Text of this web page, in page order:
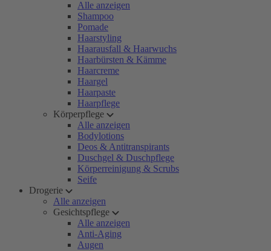
Alle anzeigen
Shampoo
Pomade
Haarstyling
Haarausfall & Haarwuchs
Haarbürsten & Kämme
Haarcreme
Haargel
Haarpaste
Haarpflege
Körperpflege
Alle anzeigen
Bodylotions
Deos & Antitranspirants
Duschgel & Duschpflege
Körperreinigung & Scrubs
Seife
Drogerie
Alle anzeigen
Gesichtspflege
Alle anzeigen
Anti-Aging
Augen